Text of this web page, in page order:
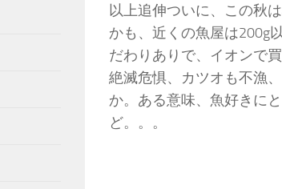
以上追伸ついに、この秋
かも、近くの魚屋は200g
だわりありで、イオンで
絶滅危惧、カツオも不漁
か。ある意味、魚好きに
ど。。。